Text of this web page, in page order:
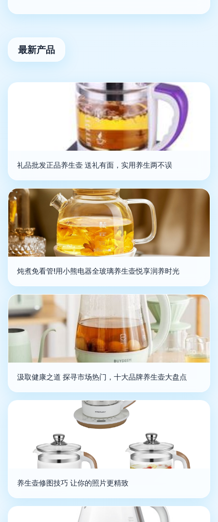
最新产品
礼品批发正品养生壶 送礼有面，实用养生两不误
炖煮免看管!用小熊电器全玻璃养生壶悦享润养时光
汲取健康之道 探寻市场热门，十大品牌养生壶大盘点
养生壶修图技巧 让你的照片更精致